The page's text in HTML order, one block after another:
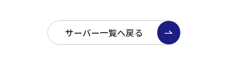
サーバー一覧へ戻る